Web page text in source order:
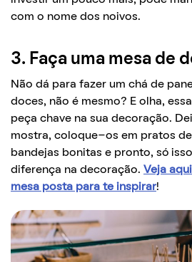
com o nome dos noivos.
3. Faça uma mesa de
Não dá para fazer um chá de
doces, não é mesmo? E olha,
peça chave na sua decoração.
mostra, coloque-os em pratos
bandejas bonitas e pronto, só
diferença na decoração. Veja
mesa posta para te inspirar!